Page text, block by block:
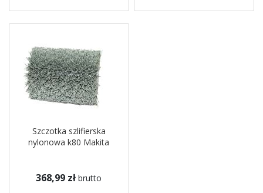
Szczotka szlifierska
nylonowa k80 Makita
368,99 zł brutto